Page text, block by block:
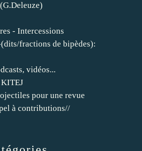
- Intercessions
fractions de bipèdes):
vidéos...
pour une revue
à contributions//